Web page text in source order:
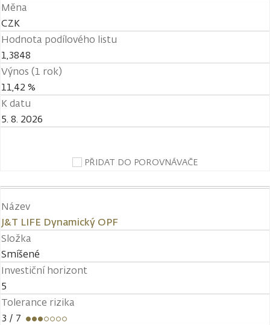
Měna
CZK
Hodnota podílového listu
1,3848
Výnos (1 rok)
11,42 %
K datu
5. 8. 2026
PŘIDAT DO POROVNÁVAČE
Název
J&T LIFE Dynamický OPF
Složka
Smíšené
Investiční horizont
5
Tolerance rizika
3 / 7